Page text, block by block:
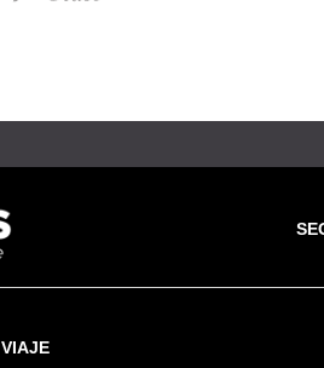
VIAJE